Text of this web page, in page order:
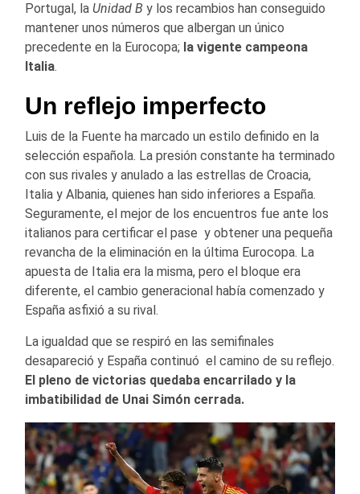
Portugal, la Unidad B y los recambios han conseguido
mantener unos números que albergan un único
precedente en la Eurocopa; la vigente campeona
Italia.
Un reflejo imperfecto
Luis de la Fuente ha marcado un estilo definido en la
selección española. La presión constante ha terminado
con sus rivales y anulado a las estrellas de Croacia,
Italia y Albania, quienes han sido inferiores a España.
Seguramente, el mejor de los encuentros fue ante los
italianos para certificar el pase y obtener una pequeña
revancha de la eliminación en la última Eurocopa. La
apuesta de Italia era la misma, pero el bloque era
diferente, el cambio generacional había comenzado y
España asfixió a su rival.
La igualdad que se respiró en las semifinales
desapareció y España continuó el camino de su reflejo.
El pleno de victorias quedaba encarrilado y la
imbatibilidad de Unai Simón cerrada.